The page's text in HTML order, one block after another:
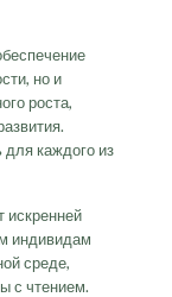
но и
роста,
для каждого из
искренней
индивидам
среде,
с чтением.